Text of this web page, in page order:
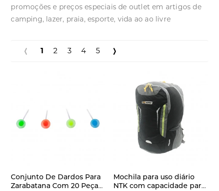
promoções e preços especiais de outlet em artigos de
camping, lazer, praia, esporte, vida ao ao livre
1 2 3 4 5
Conjunto De Dardos Para
Zarabatana Com 20 Peças
Mochila para uso diário
NTK com capacidade para